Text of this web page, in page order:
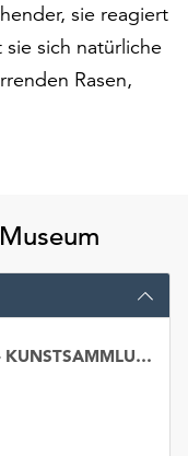
sie reagiert
sich natürliche
Rasen,
STÄDTISCHE GALERIE DRESDEN – KUNSTSAMMLUNG